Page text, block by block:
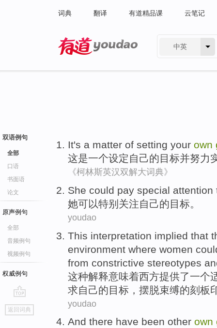
词典 翻译 有道精品课 云笔记
中英
双语例句
全部
口语
书面语
论文
原声例句
全部
音频例句
视频例句
权威例句
go
top
返回词典
It's a matter of setting your own
这是一个设定 自己的目标并努力
《柯林斯英汉双解大词典》
She could pay special
她可以特别关注自己的目标。
youdao
This interpretation implied that
environment where women
from constrictive stereotypes
这种解释意味着西方提供了一个
求自己的目标 ， 摆脱束缚的刻板
youdao
And there have been other own